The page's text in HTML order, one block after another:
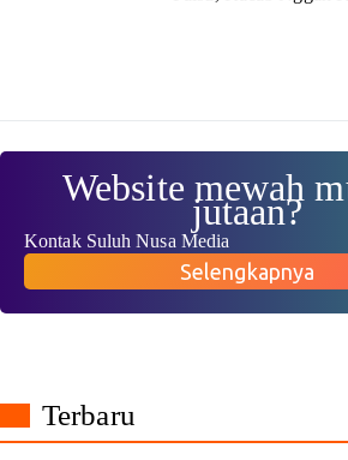
Website mewah
jutaan?
Kontak Suluh Nusa Media
Selengkapnya
Terbaru